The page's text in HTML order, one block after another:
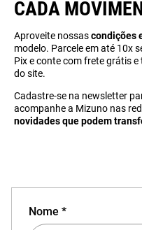
CADA
Aproveite nossascondições
modelo. Parcele em até 10x
Pix e conte com frete grátis
do site.
Cadastre-se na newsletter
acompanhe a Mizuno nas
novidades que podem
Nome *